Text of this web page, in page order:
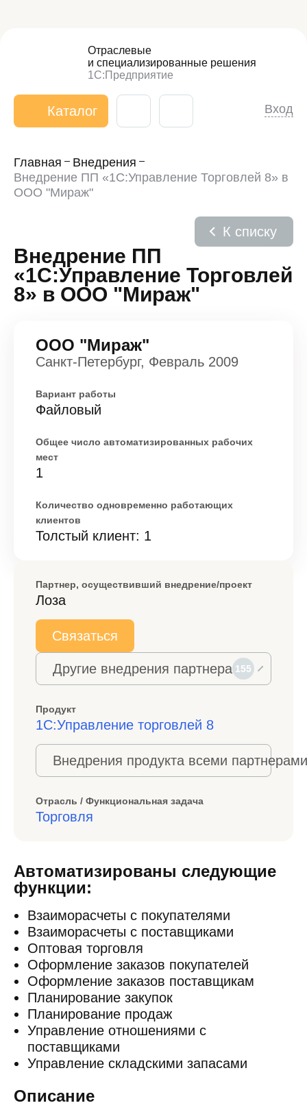
Отраслевые
и специализированные решения
1С:Предприятие
Каталог Вход
Главная
Внедрения
Внедрение ПП «1С:Управление Торговлей 8» в
ООО "Мираж"
Внедрение ПП
«1С:Управление Торговлей
8» в ООО "Мираж"
К списку
ООО "Мираж"
Санкт-Петербург, Февраль 2009
Вариант работы
Файловый
Общее число автоматизированных рабочих
мест
1
Количество одновременно работающих
клиентов
Толстый клиент: 1
Партнер, осуществивший внедрение/проект
Лоза
Связаться
Другие внедрения партнера 155
Продукт
1С:Управление торговлей 8
Внедрения продукта всеми
Отрасль / Функциональная задача
Торговля
Автоматизированы следующие
функции:
Взаиморасчеты с покупателями
Взаиморасчеты с поставщиками
Оптовая торговля
Оформление заказов покупателей
Оформление заказов поставщикам
Планирование закупок
Планирование продаж
Управление отношениями с
поставщиками
Управление складскими запасами
Описание